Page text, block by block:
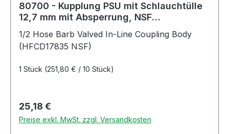
80700 - Kupplung PSU mit Schlauchtülle
12,7 mm mit Absperrung, NSF
1/2 Hose Barb Valved In-Line Coupling Body
(HFCD17835 NSF)
1 Stück (251,80 € / 10 Stück)
Regulärer Preis:
25,18 €
Preise exkl. MwSt. zzgl. Versandkosten